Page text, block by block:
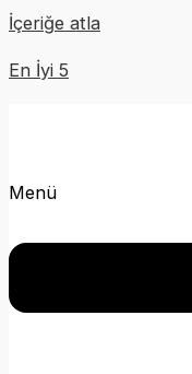
İçeriğe atla
En İyi 5
Menü